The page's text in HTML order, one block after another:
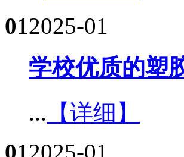
012025-01
学校优质的塑
... 【详细】
012025-01